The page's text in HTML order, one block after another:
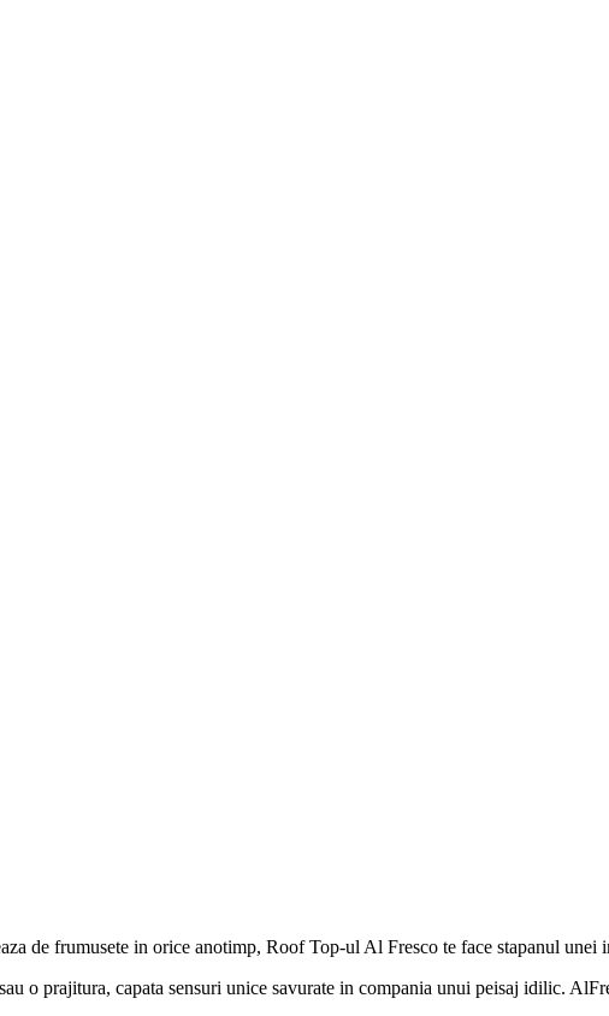
de frumusete in orice anotimp, Roof Top-ul Al Fresco te face stapanul
o prajitura, capata sensuri unice savurate in compania unui peisaj idilic.